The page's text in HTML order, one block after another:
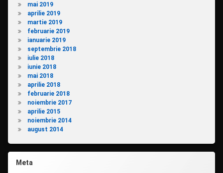
mai 2019
aprilie 2019
martie 2019
februarie 2019
ianuarie 2019
septembrie 2018
iulie 2018
iunie 2018
mai 2018
aprilie 2018
februarie 2018
noiembrie 2017
aprilie 2015
noiembrie 2014
august 2014
Meta